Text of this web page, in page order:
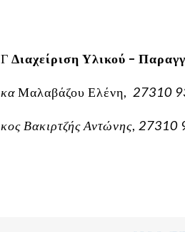
Γ Διαχείριση Υλικού –
καΜαλαβάζου Ελένη, 27310
κος Βακιρτζής Αντώνης, 27310